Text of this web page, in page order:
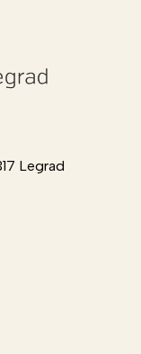
Legrad